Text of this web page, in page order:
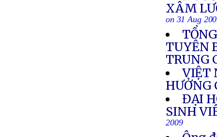
XÂM
on 31 Aug
TUYÊN
TRUNG
VIỆT
HƯỞNG
ĐẠI
SINH
2009